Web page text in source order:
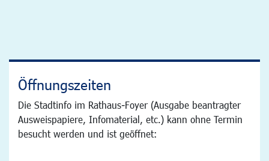
Öffnungszeiten
Die Stadtinfo im Rathaus-Foyer (Ausgabe beantragter
Ausweispapiere, Infomaterial, etc.) kann ohne Termin
besucht werden und ist geöffnet: